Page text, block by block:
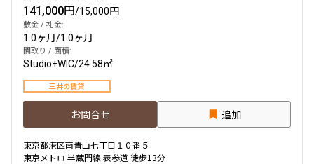
141,000円/15,000円
敷金 / 礼金:
1.0ヶ月/1.0ヶ月
間取り / 面積:
Studio+WIC/24.58㎡
三井の賃貸
お問合せ 追加
東京都港区南青山七丁目１０番５
東京メトロ 半蔵門線 表参道 徒歩13分